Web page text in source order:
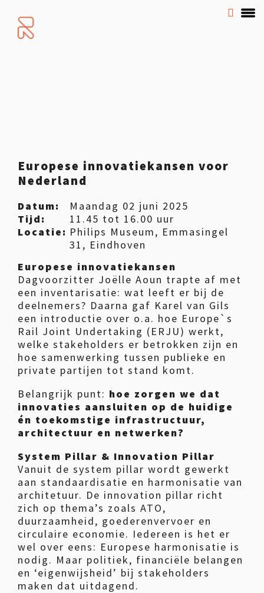
Europese innovatiekansen voor
Nederland
Datum:
Maandag 02 juni 2025
Tijd:
11.45 tot 16.00 uur
Locatie: Philips Museum, Emmasingel
31, Eindhoven
Europese innovatiekansen
Dagvoorzitter Joëlle Aoun trapte af met
een inventarisatie: wat leeft er bij de
deelnemers? Daarna gaf Karel van Gils
een introductie over o.a. hoe Europe`s
Rail Joint Undertaking (ERJU) werkt,
welke stakeholders er betrokken zijn en
hoe samenwerking tussen publieke en
private partijen tot stand komt.
Belangrijk punt: hoe zorgen we dat
innovaties aansluiten op de huidige
én toekomstige infrastructuur,
architectuur en netwerken?
System Pillar & Innovation Pillar
Vanuit de system pillar wordt gewerkt
aan standaardisatie en harmonisatie van
architetuur. De innovation pillar richt
zich op thema’s zoals ATO,
duurzaamheid, goederenvervoer en
circulaire economie. Iedereen is het er
wel over eens: Europese harmonisatie is
nodig. Maar politiek, financiële belangen
en ‘eigenwijsheid’ bij stakeholders
maken dat uitdagend.